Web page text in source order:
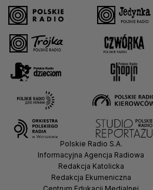
Polskie Radio S.A.
Informacyjna Agencja Radiowa
Redakcja Katolicka
Redakcja Ekumeniczna